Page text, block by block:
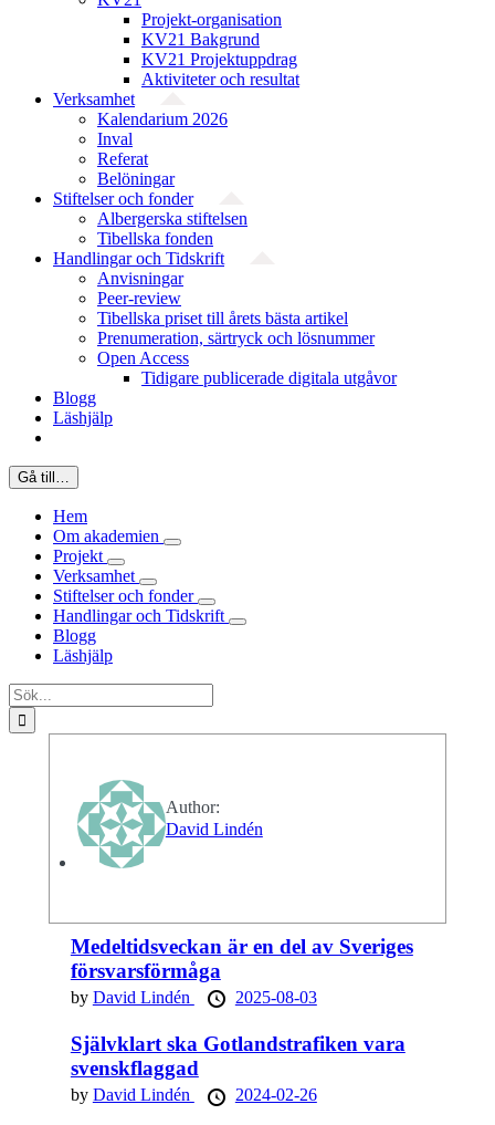
Projekt-organisation
KV21 Bakgrund
KV21 Projektuppdrag
Aktiviteter och resultat
Verksamhet
Kalendarium 2026
Inval
Referat
Belöningar
Stiftelser och fonder
Albergerska stiftelsen
Tibellska fonden
Handlingar och Tidskrift
Anvisningar
Peer-review
Tibellska priset till årets bästa artikel
Prenumeration, särtryck och lösnummer
Open Access
Tidigare publicerade digitala utgåvor
Blogg
Läshjälp
Gå till…
Hem
Om akademien
Projekt
Verksamhet
Stiftelser och fonder
Handlingar och Tidskrift
Blogg
Läshjälp
Sök
efter:
Author:
David Lindén
Medeltidsveckan är en del av Sveriges
försvarsförmåga
by David Lindén 2025-08-03
Självklart ska Gotlandstrafiken vara
svenskflaggad
by David Lindén 2024-02-26